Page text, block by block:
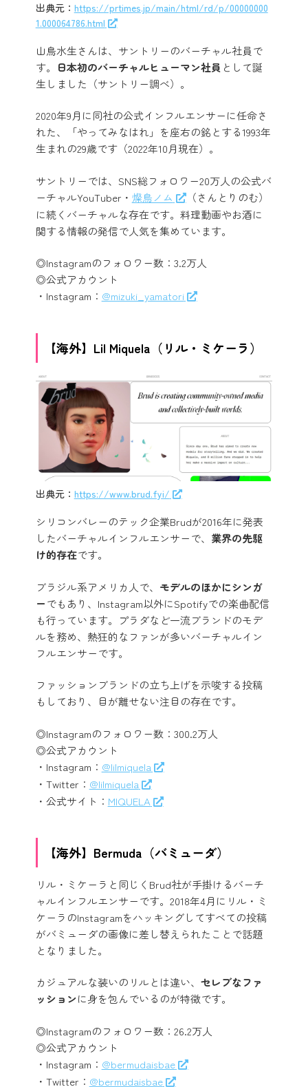
出典元： https://prtimes.jp/main/html/rd/p/00000000
1.000064786.html
山鳥水生さんは、サントリーのバーチャル社員で
す。
日本初のバーチャルヒューマン社員 として誕
生しました（サントリー調べ）。
2020年9月に同社の公式インフルエンサーに任命さ
れた、「やってみなはれ」を座右の銘とする1993年
生まれの29歳です（2022年10月現在）。
サントリーでは、SNS総フォロワー20万人の公式バ
ーチャルYouTuber・ 燦鳥ノム
（さんとりのむ）
に続くバーチャルな存在です。料理動画やお酒に
関する情報の発信で人気を集めています。
◎Instagramのフォロワー数：3.2万人
◎公式アカウント
・Instagram： @mizuki_yamatori
【海外】Lil Miquela（リル・ミケーラ）
出典元： https://www.brud.fyi/
シリコンバレーのテック企業Brudが2016年に発表
したバーチャルインフルエンサーで、 業界の先駆
け的存在です。
ブラジル系アメリカ人で、 モデルのほかにシンガ
ーでもあり、Instagram以外にSpotifyでの楽曲配信
も行っています。プラダなど一流ブランドのモデ
ルを務め、熱狂的なファンが多いバーチャルイン
フルエンサーです。
ファッションブランドの立ち上げを示唆する投稿
もしており、目が離せない注目の存在です。
◎Instagramのフォロワー数：300.2万人
◎公式アカウント
・Instagram： @lilmiquela
・Twitter： @lilmiquela
・公式サイト： MIQUELA
【海外】Bermuda（バミューダ）
リル・ミケーラと同じくBrud社が手掛けるバーチ
ャルインフルエンサーです。2018年4月にリル・ミ
ケーラのInstagramをハッキングしてすべての投稿
がバミューダの画像に差し替えられたことで話題
となりました。
カジュアルな装いのリルとは違い、 セレブなファ
ッションに身を包んでいるのが特徴です。
◎Instagramのフォロワー数：26.2万人
◎公式アカウント
・Instagram： @bermudaisbae
・Twitter： @bermudaisbae